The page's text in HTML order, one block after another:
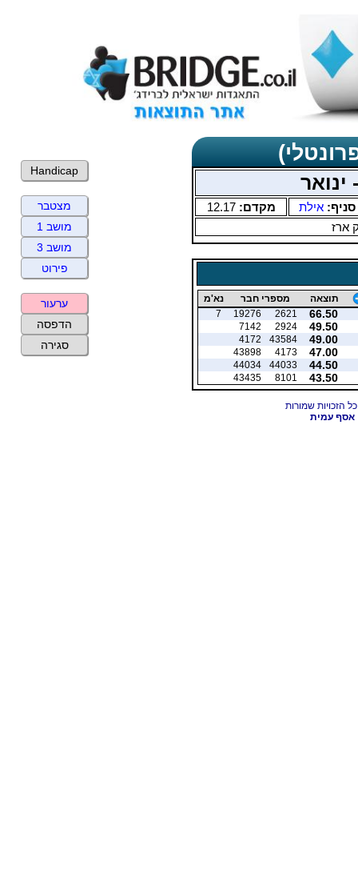
סניף:אילת מקדם:12.17
ארז
תוצאה מספרי חבר נא'מ
66.50
2621
19276
7
49.50
2924
7142
49.00
43584
4172
47.00
4173
43898
44.50
44033
44034
43.50
8101
43435
אסף עמית
Handicap
מצטבר
מושב 1
מושב 3
פירוט
ערעור
הדפסה
סגירה